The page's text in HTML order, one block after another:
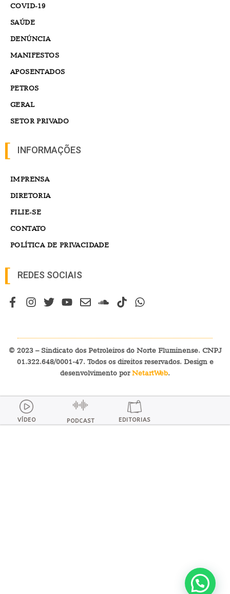
COVID-19
SAÚDE
DENÚNCIA
MANIFESTOS
APOSENTADOS
PETROS
GERAL
SETOR PRIVADO
INFORMAÇÕES
IMPRENSA
DIRETORIA
FILIE-SE
CONTATO
POLÍTICA DE PRIVACIDADE
REDES SOCIAIS
© 2023 – Sindicato dos Petroleiros do Norte Fluminense. CNPJ
01.322.648/0001-47. Todos os direitos reservados. Design e
desenvolvimento porNetartWeb.
VÍDEO PODCAST EDITORIAS